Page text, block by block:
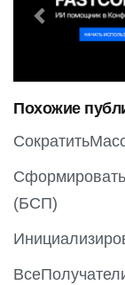
e
o
u
s
Похожие
(БСП)